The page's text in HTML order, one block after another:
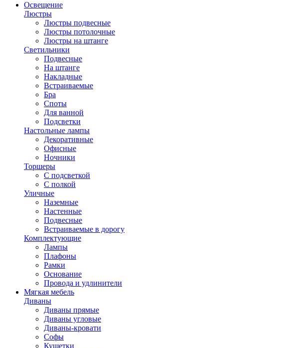
Освещение
Люстры
Люстры подвесные
Люстры потолочные
Люстры на штанге
Светильники
Подвесные
На штанге
Накладные
Встраиваемые
Бра
Споты
Для ванной
Подсветки
Настольные лампы
Декоративные
Офисные
Ночники
Торшеры
С подсветкой
С полкой
Уличные
Наземные
Настенные
Подвесные
Встраиваемые в дорогу
Комплектующие
Лампы
Плафоны
Рамки
Основание
Провода и удлинители
Мягкая мебель
Диваны
Диваны прямые
Диваны угловые
Диваны-кровати
Софы
Кушетки